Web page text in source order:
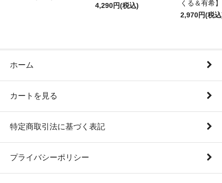
4,290円(税込)
くる＆有希】
2,970円(税
ホーム
カートを見る
特定商取引法に基づく表記
プライバシーポリシー